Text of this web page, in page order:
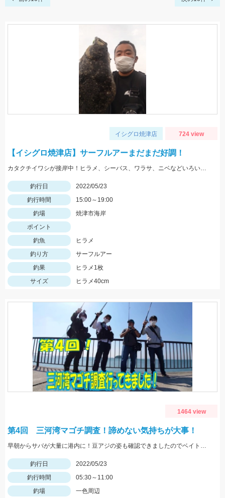
イシグロ焼津店 724 view
【イシグロ焼津店】サーフルアーまだまだ好調！
カタクチイワシが接岸中！ヒラメ、シーバス、ワラサ、ニベなどいろいろ釣れてます！
釣行日
2022/05/23
釣行時間
15:00～19:00
釣場
焼津市海岸
ポイント
釣魚
ヒラメ
釣り方
サーフルアー
釣果
ヒラメ1枚
サイズ
ヒラメ40cm
1464 view
第4回 三河湾マゴチ調査！諦めない気持ちが大事！
早朝からサバが大量に港内に！豆アジの姿も確認できましたのでベイトは大量ですね！
釣行日
2022/05/23
釣行時間
05:30～11:00
釣場
一色周辺